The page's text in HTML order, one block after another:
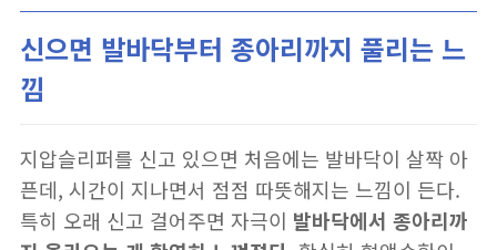
신으면 발바닥부터 종아리까지 풀리는 느
낌
지압슬리퍼를 신고 있으면 처음에는 발바닥이 살짝 아
픈데, 시간이 지나면서 점점 따뜻해지는 느낌이 든다.
특히 오래 신고 걸어주면 자극이 발바닥에서 종아리까